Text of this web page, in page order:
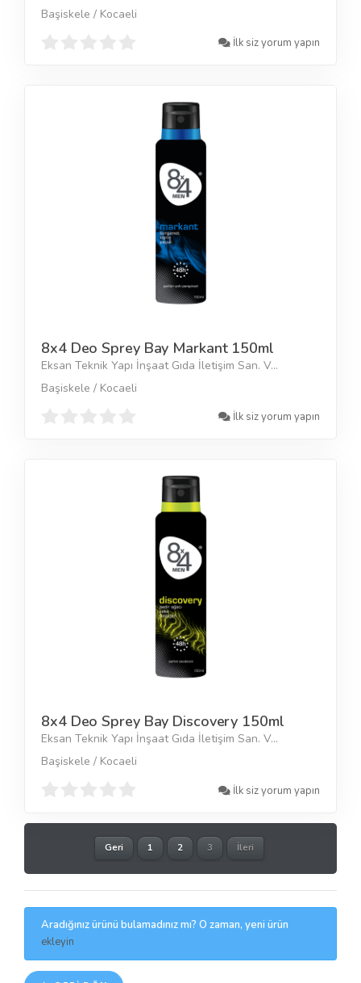
Başiskele / Kocaeli
İlk siz yorum yapın
8x4 Deo Sprey Bay Markant 150ml
Eksan Teknik Yapı İnşaat Gıda İletişim San. V...
Başiskele / Kocaeli
İlk siz yorum yapın
8x4 Deo Sprey Bay Discovery 150ml
Eksan Teknik Yapı İnşaat Gıda İletişim San. V...
Başiskele / Kocaeli
İlk siz yorum yapın
Geri 1 2 3 İleri
Aradığınız ürünü bulamadınız mı? O zaman, yeni ürün
ekleyin